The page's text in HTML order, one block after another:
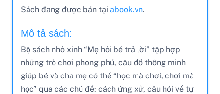
Sách đang được bán tại abook.vn.
Mô tả sách:
Bộ sách nhỏ xinh “Mẹ hỏi bé trả lời” tập hợp
những trò chơi phong phú, câu đố thông minh
giúp bé và cha mẹ có thể “học mà chơi, chơi mà
học” qua các chủ đề: cách ứng xử, câu hỏi về tự